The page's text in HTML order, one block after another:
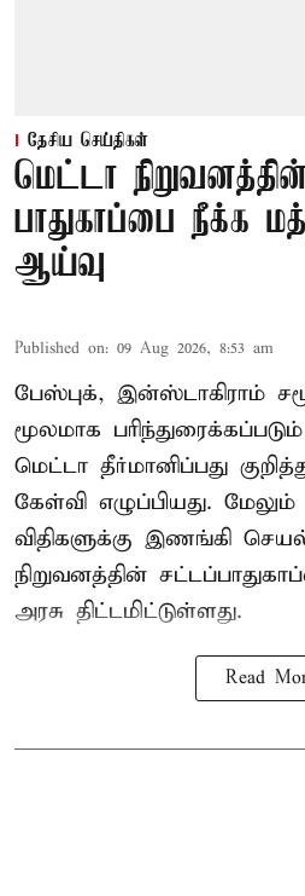
தேசிய செய்திகள்
மெட்டா
பாதுகாப்பை நீக்க
ஆய்வு
Published on: 09 Aug 2026, 8:53 am
பேஸ்புக், இன்ஸ்டாகிராம்
மூலமாக
மெட்டா தீர்மானிப்பது
கேள்வி எழுப்பியது.
விதிகளுக்கு இணங்கி
நிறுவனத்தின்
அரசு திட்டமிட்டுள்ளது.
Read